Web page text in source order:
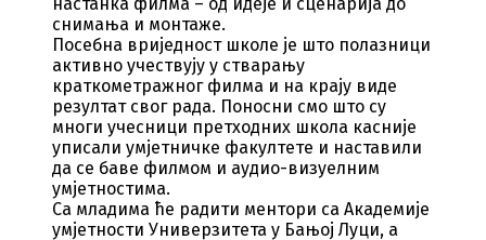
снимања и монтаже.
Посебна вриједност школе је што полазници
активно учествују у стварању
краткометражног филма и на крају виде
резултат свог рада. Поносни смо што су
многи учесници претходних школа касније
уписали умјетничке факултете и наставили
да се баве филмом и аудио-визуелним
умјетностима.
Са младима ће радити ментори са Академије
умјетности Универзитета у Бањој Луци, а